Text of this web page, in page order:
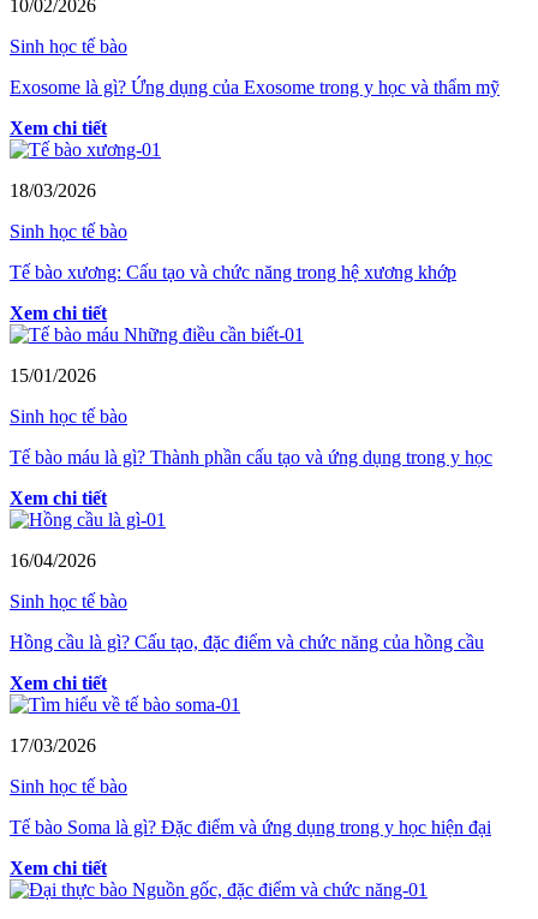
10/02/2026
Sinh học tế bào
Exosome là gì? Ứng dụng của Exosome trong y học và thẩm mỹ
Xem chi tiết
18/03/2026
Sinh học tế bào
Tế bào xương: Cấu tạo và chức năng trong hệ xương khớp
Xem chi tiết
15/01/2026
Sinh học tế bào
Tế bào máu là gì? Thành phần cấu tạo và ứng dụng trong y học
Xem chi tiết
16/04/2026
Sinh học tế bào
Hồng cầu là gì? Cấu tạo, đặc điểm và chức năng của hồng cầu
Xem chi tiết
17/03/2026
Sinh học tế bào
Tế bào Soma là gì? Đặc điểm và ứng dụng trong y học hiện đại
Xem chi tiết